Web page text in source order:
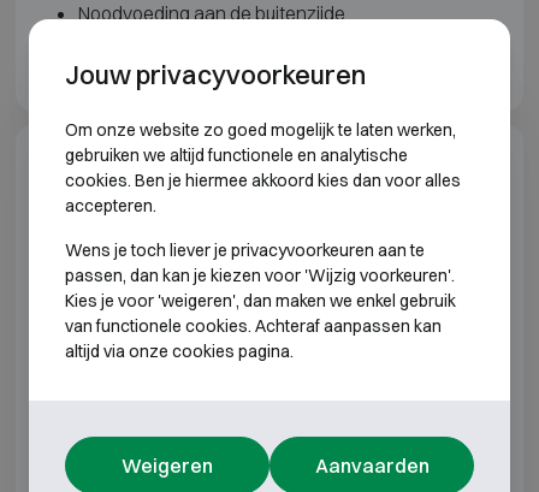
Noodvoeding aan de buitenzijde
Model specificaties
ATB EM
Model Buitenmaten (mm) Binnenmaten (mm)
EM 200 H200 B480 D350
EM 400 H400 B350 D340 H390 B337 D270
Jouw privacyvoorkeuren
Om onze website zo goed mogelijk te laten werken,
gebruiken we altijd functionele en analytische
cookies. Ben je hiermee akkoord kies dan voor alles
accepteren.
Wens je toch liever je privacyvoorkeuren aan te
passen, dan kan je kiezen voor 'Wijzig voorkeuren'.
Kies je voor 'weigeren', dan maken we enkel gebruik
van functionele cookies. Achteraf aanpassen kan
altijd via onze cookies pagina.
Weigeren Aanvaarden